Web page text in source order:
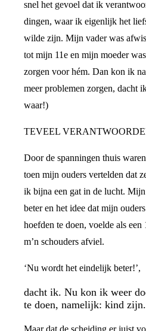
snel het gevoel dat ik
dingen, waar ik eigenlijk het
wilde zijn. Mijn vader was
tot mijn 11e en mijn moeder
zorgen voor hém. Dan kon ik
meer problemen zorgen, dacht
waar!)
TEVEEL
Door de spanningen thuis
toen mijn ouders vertelden dat
ik bijna een gat in de lucht.
beter en het idee dat mijn
hoefden te doen, voelde als
m’n schouders afviel.
‘Nu wordt het eindelijk beter!’,
dacht ik. Nu kon ik weer
te doen, namelijk: kind zijn.